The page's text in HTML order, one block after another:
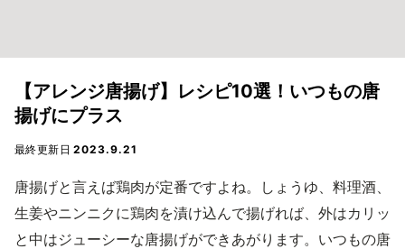
【アレンジ唐揚げ】レシピ10選！いつもの唐
揚げにプラス
最終更新日2023.9.21
唐揚げと言えば鶏肉が定番ですよね。しょうゆ、料理酒、
生姜やニンニクに鶏肉を漬け込んで揚げれば、外はカリッ
と中はジューシーな唐揚げができあがります。いつもの唐